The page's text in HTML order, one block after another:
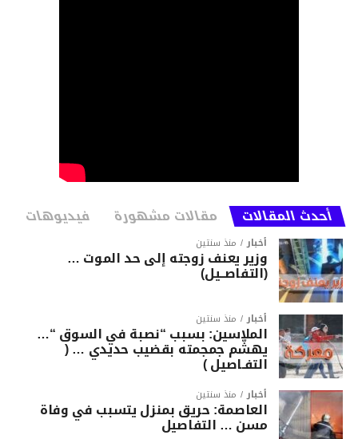
أحدث المقالات مقالات مشهورة فيديوهات
أخبار منذ سنتين
وزير يعنف زوجته إلى حد الموت …
(التفاصــيل)
أخبار منذ سنتين
الملاسين: بسبب “نصبة في السوق “…
يهشّم جمجمته بقضيب حديدي … (
التفـاصيل )
أخبار منذ سنتين
العاصمة: حريق بمنزل يتسبب في وفاة
مسن … التفاصيل